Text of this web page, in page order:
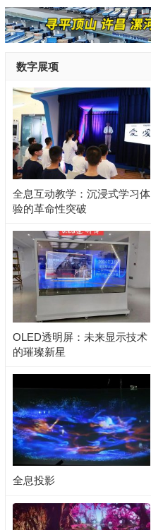
数字展项
全息互动教学：沉浸式学习体
验的革命性突破
OLED透明屏：未来显示技术
的璀璨新星
全息投影